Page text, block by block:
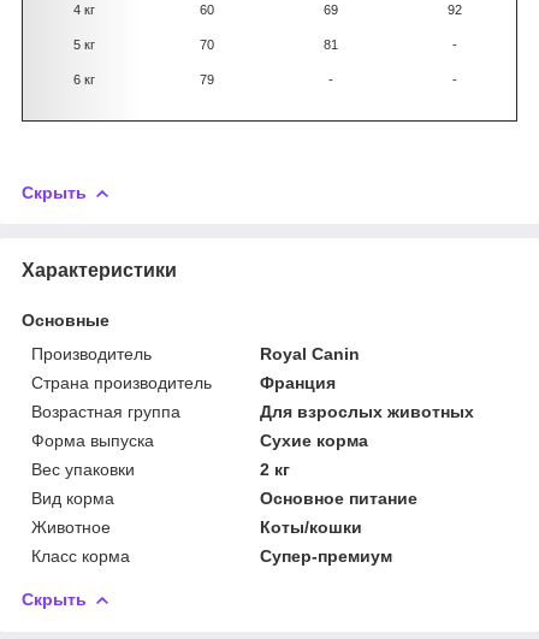
4 кг 60 69 92
5 кг 70 81 -
6 кг 79 - -
Скрыть
Характеристики
Основные
Производитель
Royal Canin
Страна производитель
Франция
Возрастная группа
Для взрослых животных
Форма выпуска
Сухие корма
Вес упаковки
2 кг
Вид корма
Основное питание
Животное
Коты/кошки
Класс корма
Супер-премиум
Скрыть